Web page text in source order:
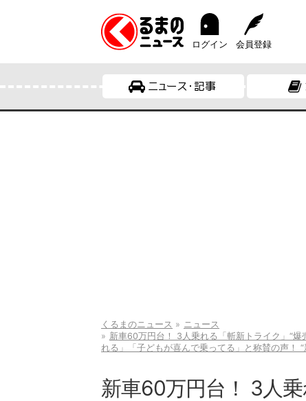
ログイン 会員登録
ニュース・記事
くるまのニュース
ニュース
新車60万円台！ 3人乗れる「斬新トライク」“
れる」「子どもが喜んで乗ってる」と称賛の声！
新車60万円台！ 3人